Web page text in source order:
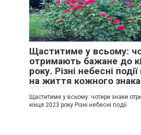
Гороскоп
Щаститиме у всьому:
отримають бажане до
року. Різні небесні
на життя кожного знака
Щаститиме у всьому: чотири знаки
кінця 2023 року Різні небесні події